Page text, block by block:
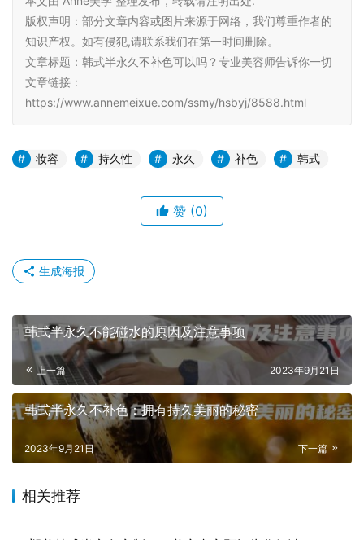
版权声明：部分文章内容或图片来源于网络，我们尊重作者的
知识产权。如有侵犯,请联系我们在第一时间删除。
文章标题：韩式半永久不补色可以吗？专业美容师告诉你一切
文章链接：
https://www.annemeixue.com/ssmy/hsbyj/8588.html
妆容 持久性 永久 补色 韩式
赞 (0)
生成海报
韩式半永久不能碰水的原因及注意事项
上一篇 2023年9月21日
韩式半永久不补色：拥有持久美丽的秘密
下一篇
2023年9月21日
相关推荐